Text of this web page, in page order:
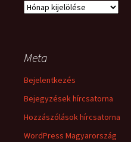
Archívum
Meta
Bejelentkezés
Bejegyzések hírcsatorna
Hozzászólások hírcsatorna
WordPress Magyarország